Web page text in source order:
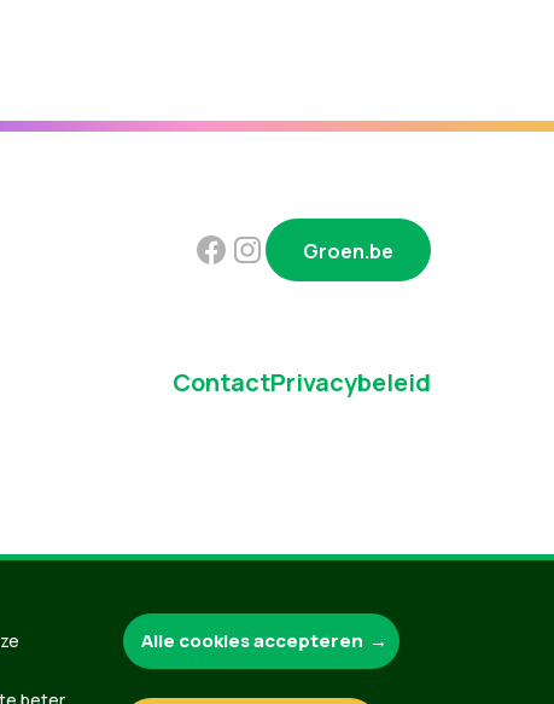
Groen.be
ContactPrivacybeleid
Alle cookies accepteren